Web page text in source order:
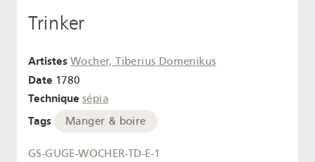
Trinker
Artistes Wocher, Tiberius Domenikus
Date 1780
Technique sépia
Tags Manger & boire
GS-GUGE-WOCHER-TD-E-1